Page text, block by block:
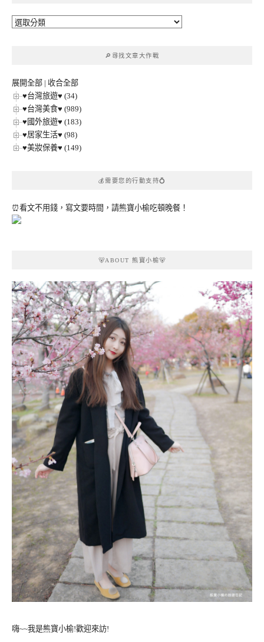
🔎
🔎尋找文章大作戰
展開全部 | 收合全部
♥台灣旅遊♥ (34)
♥台灣美食♥ (989)
♥國外旅遊♥ (183)
♥居家生活♥ (98)
♥美妝保養♥ (149)
💰需要您的行動支持💍
⏰看文不用錢，寫文要時間，請熊寶小榆吃頓晚餐！
🐻ABOUT 熊寶小榆🐻
嗨~~我是熊寶小榆!歡迎來訪!